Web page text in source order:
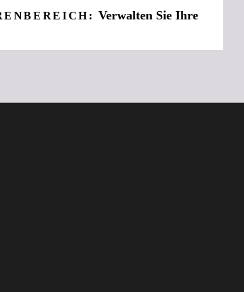
Verwalten Sie Ihre